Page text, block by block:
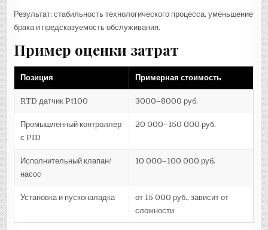
Результат: стабильность технологического процесса, уменьшение
брака и предсказуемость обслуживания.
Пример оценки затрат
Позиция Примерная стоимость
RTD датчик Pt100 3000–8000 руб.
Промышленный контроллер
с PID
20 000–150 000 руб.
Исполнительный клапан/
насос
10 000–100 000 руб.
Установка и пусконаладка
от 15 000 руб., зависит от
сложности